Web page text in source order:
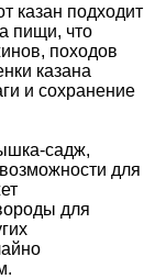
казан подходит
пищи, что
походов
казана
и сохранение
садж,
для
для